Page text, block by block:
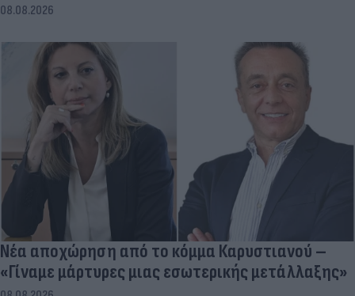
08.08.2026
Νέα αποχώρηση από το κόμμα Καρυστιανού –
«Γίναμε μάρτυρες μιας εσωτερικής μετάλλαξης»